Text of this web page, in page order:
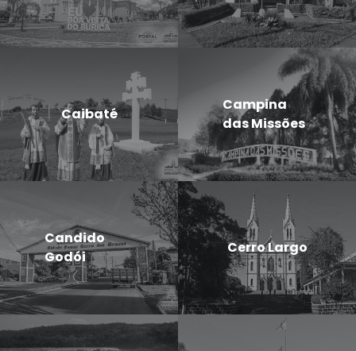
Caibaté
Campina
das Missões
Candido
Godói
Cerro Largo